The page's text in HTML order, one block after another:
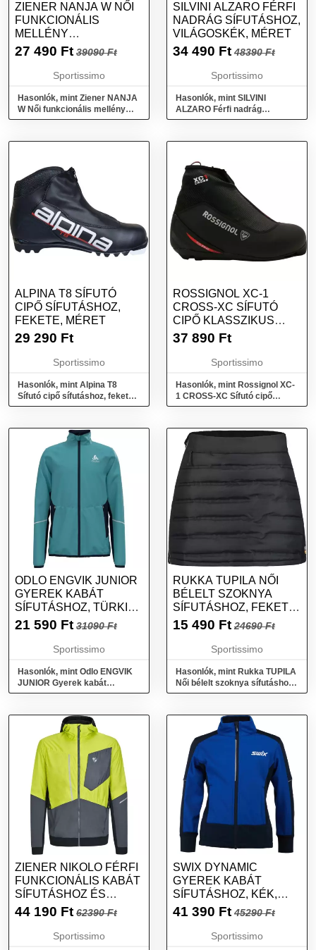
ZIENER NANJA W NŐI
FUNKCIONÁLIS
MELLÉNY
SÍFUTÁSHOZ ÉS
MÉRET
27 490 Ft 39090 Ft
Sportissimo
Hasonlók, mint Ziener NANJA
W Női funkcionális mellény
sífutáshoz és sítúrázáshoz,
SILVINI ALZARO FÉRFI
NADRÁG SÍFUTÁSHOZ,
VILÁGOSKÉK, MÉRET
34 490 Ft 48390 Ft
Sportissimo
Hasonlók, mint SILVINI
ALZARO Férfi nadrág
sífutáshoz, világoskék, méret
ALPINA T8 SÍFUTÓ
CIPŐ SÍFUTÁSHOZ,
FEKETE, MÉRET
29 290 Ft
Sportissimo
Hasonlók, mint Alpina T8
Sífutó cipő sífutáshoz, fekete,
méret
ROSSIGNOL XC-1
CROSS-XC SÍFUTÓ
CIPŐ KLASSZIKUS
SÍFUTÁSHOZ, FEKETE,
37 890 Ft
Sportissimo
Hasonlók, mint Rossignol XC-
1 CROSS-XC Sífutó cipő
klasszikus sífutáshoz, fekete,
ODLO ENGVIK JUNIOR
GYEREK KABÁT
SÍFUTÁSHOZ, TÜRKIZ,
MÉRET
21 590 Ft 31090 Ft
Sportissimo
Hasonlók, mint Odlo ENGVIK
JUNIOR Gyerek kabát
sífutáshoz, türkiz, méret
RUKKA TUPILA NŐI
BÉLELT SZOKNYA
SÍFUTÁSHOZ, FEKETE,
MÉRET
15 490 Ft 24690 Ft
Sportissimo
Hasonlók, mint Rukka TUPILA
Női bélelt szoknya sífutáshoz,
fekete, méret
ZIENER NIKOLO FÉRFI
FUNKCIONÁLIS KABÁT
SÍFUTÁSHOZ ÉS
SÍTÚRÁZÁSHOZ,
NEON, MÉRET
44 190 Ft 62390 Ft
Sportissimo
SWIX DYNAMIC
GYEREK KABÁT
SÍFUTÁSHOZ, KÉK,
MÉRET
41 390 Ft 45290 Ft
Sportissimo